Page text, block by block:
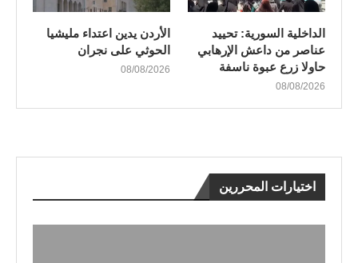
الداخلية السورية: تحييد
عناصر من داعش الإرهابي
حاولا زرع عبوة ناسفة
08/08/2026
الأردن يدين اعتداء مليشيا
الحوثي على نجران
08/08/2026
اختيارات المحررين